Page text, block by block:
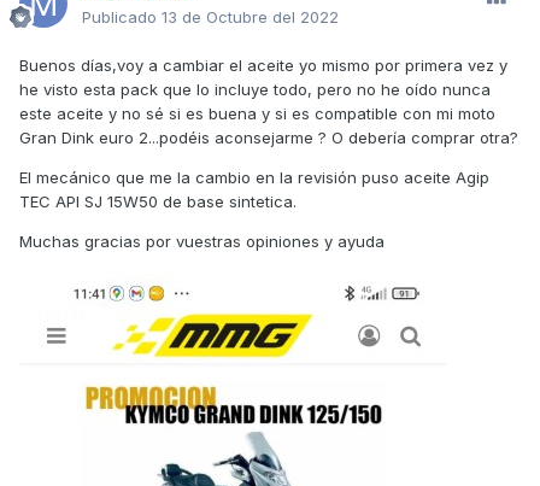
Publicado 13 de Octubre del 2022
Buenos días,voy a cambiar el aceite yo mismo por primera vez y
he visto esta pack que lo incluye todo, pero no he oído nunca
este aceite y no sé si es buena y si es compatible con mi moto
Gran Dink euro 2...podéis aconsejarme ? O debería comprar otra?
El mecánico que me la cambio en la revisión puso aceite Agip
TEC API SJ 15W50 de base sintetica.
Muchas gracias por vuestras opiniones y ayuda